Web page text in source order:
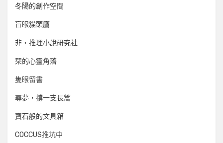
冬陽的創作空間
盲眼貓頭鷹
非‧推理小說研究社
栞的心靈角落
隻眼留書
尋夢，撐一支長篙
寶石般的文具箱
COCCUS推坑中